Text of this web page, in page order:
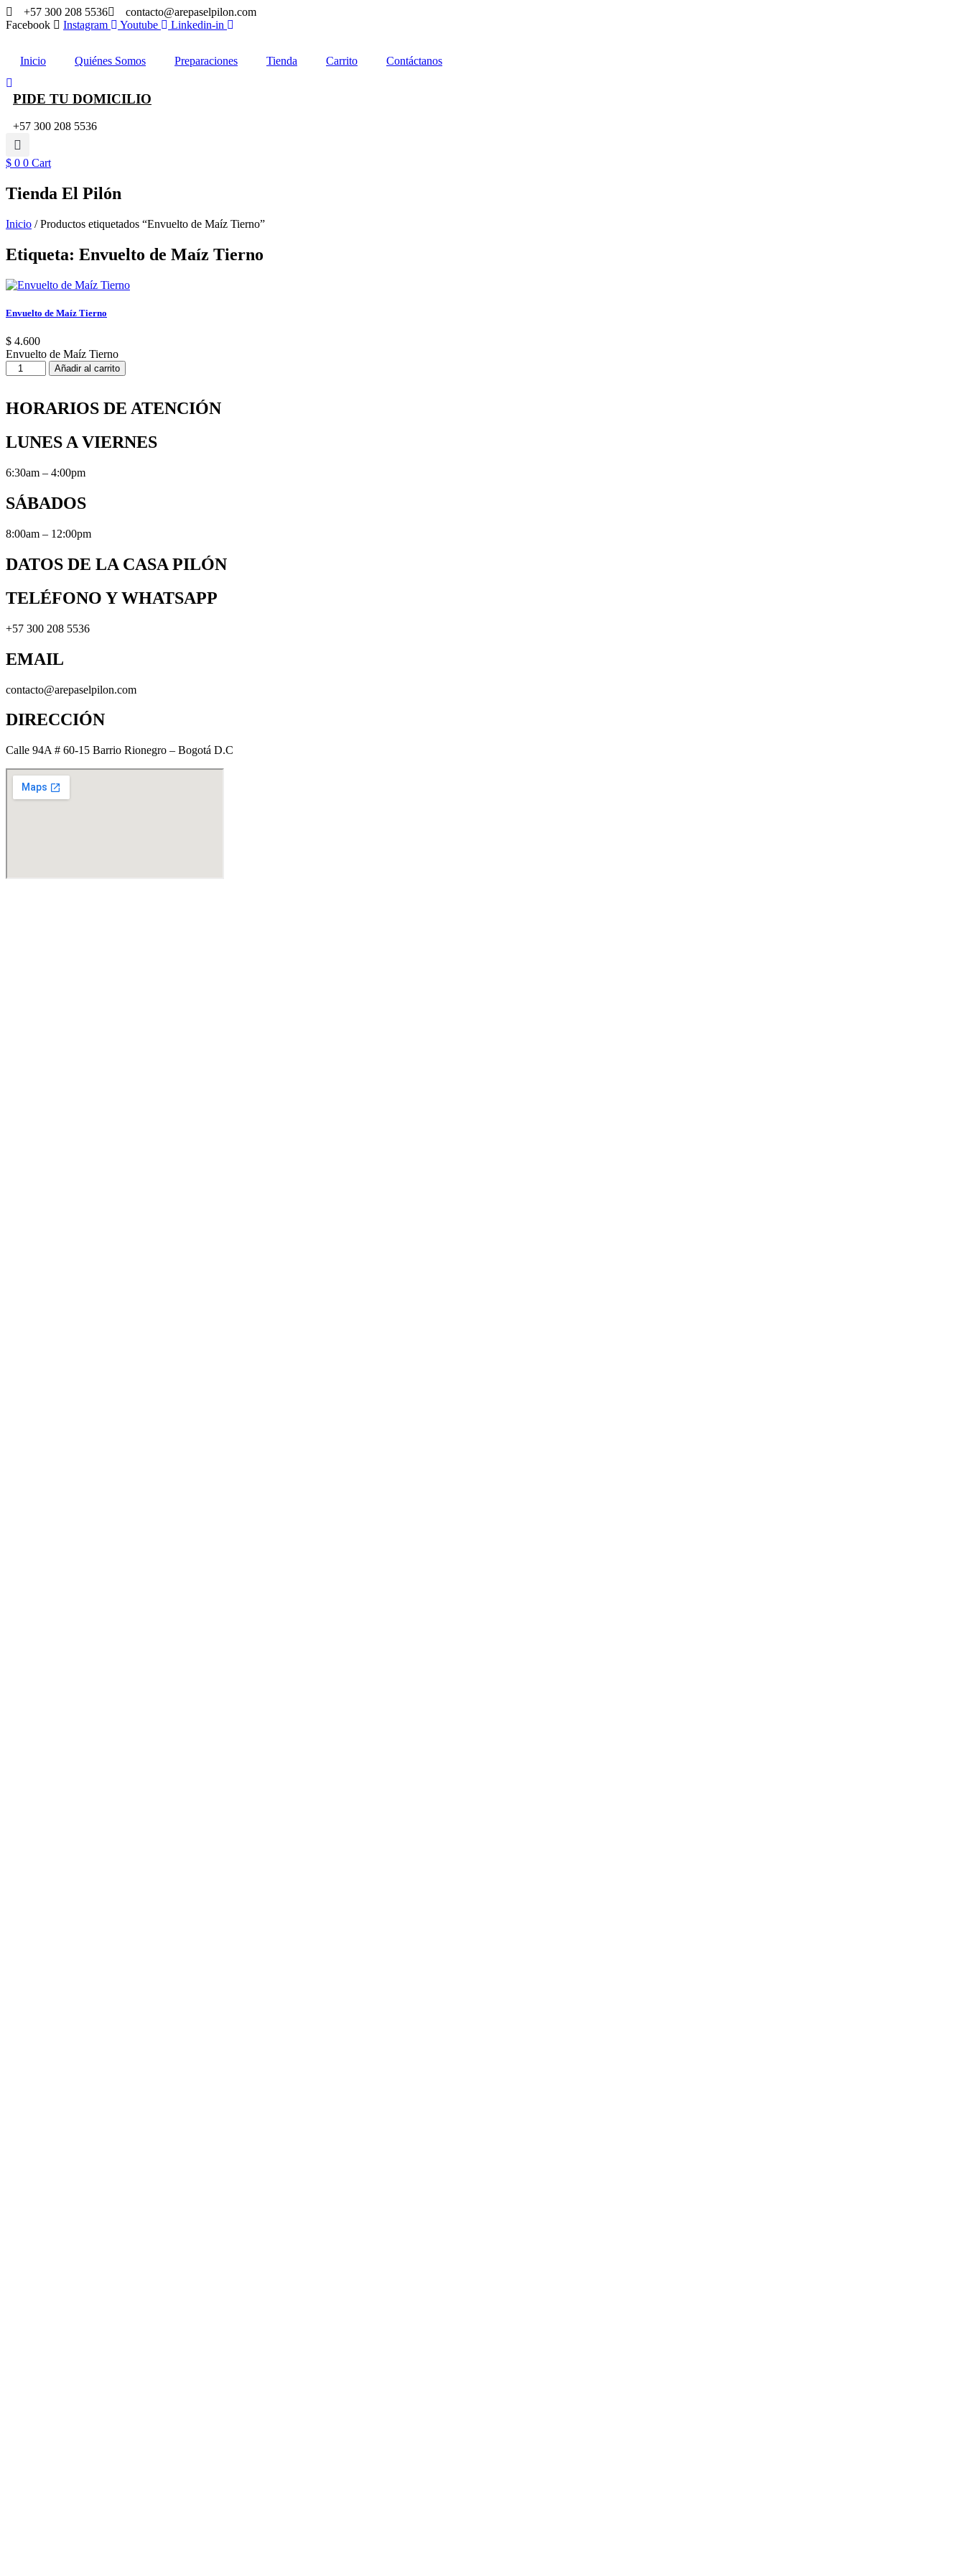
Ir
al
+57 300 208 5536
contacto@arepaselpilon.com
Facebook
Instagram Youtube Linkedin-in
Inicio Quiénes Somos Preparaciones Tienda Carrito Contáctanos
PIDE TU DOMICILIO
+57 300 208 5536
$ 0 0 Cart
Tienda El Pilón
Inicio / Productos etiquetados “Envuelto de Maíz Tierno”
Etiqueta: Envuelto de Maíz Tierno
Envuelto de Maíz Tierno
$ 4.600
Envuelto de Maíz Tierno
Envuelto
de
Tierno
cantidad
Añadir al carrito
HORARIOS DE ATENCIÓN
LUNES A VIERNES
6:30am – 4:00pm
SÁBADOS
8:00am – 12:00pm
DATOS DE LA CASA PILÓN
TELÉFONO Y WHATSAPP
+57 300 208 5536
EMAIL
contacto@arepaselpilon.com
DIRECCIÓN
Calle 94A # 60-15 Barrio Rionegro – Bogotá D.C